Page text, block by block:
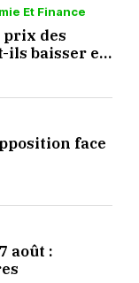
Et Finance
prix des
ils baisser en
face
août :